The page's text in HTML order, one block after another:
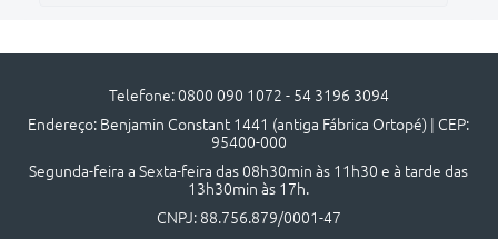
Telefone: 0800 090 1072 - 54 3196 3094
Endereço: Benjamin Constant 1441 (antiga Fábrica Ortopé) | CEP:
95400-000
Segunda-feira a Sexta-feira das 08h30min às 11h30 e à tarde das
13h30min às 17h.
CNPJ: 88.756.879/0001-47